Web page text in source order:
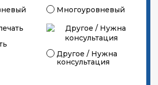
Многоуровневый
Другое / Нужна
консультация